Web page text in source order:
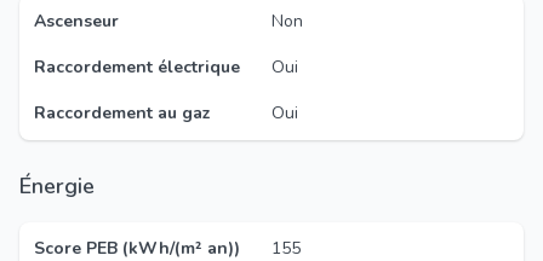
Ascenseur
Non
Raccordement électrique
Oui
Raccordement au gaz
Oui
Énergie
Score PEB (kWh/(m² an))
155